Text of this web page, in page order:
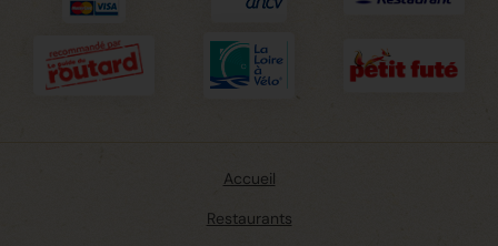
Accueil
Restaurants